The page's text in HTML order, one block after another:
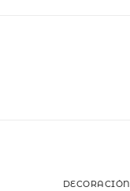
DECORACIÓN